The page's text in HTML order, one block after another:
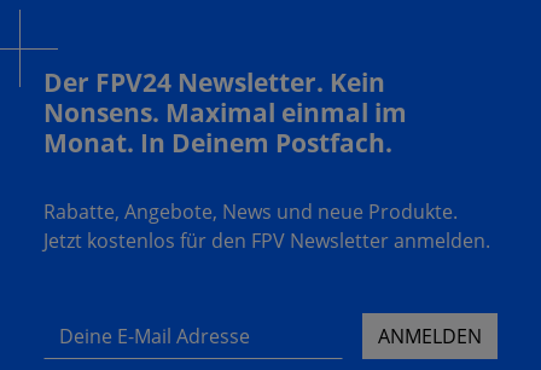
Der FPV24 Newsletter. Kein
Nonsens. Maximal einmal im
Monat. In Deinem Postfach.
Rabatte, Angebote, News und neue Produkte.
Jetzt kostenlos für den FPV Newsletter anmelden.
Deine E-Mail Adresse ANMELDEN